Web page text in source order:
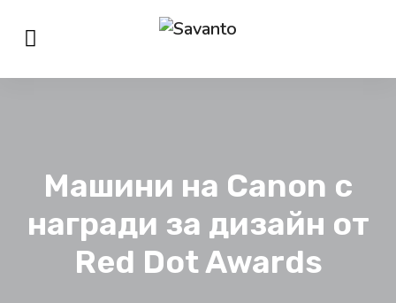
Машини на Canon с
награди за дизайн от
Red Dot Awards